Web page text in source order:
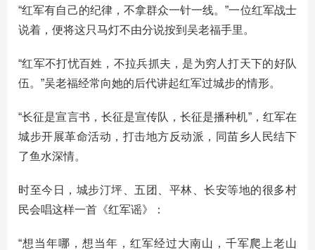
“红军有自己的纪律，不拿群众一针一线。”一位红军战士
说着，便将这只马灯不由分说按到吴老福手里。
“红军不打忧百姓，不拉兵抓夫，是为穷人打天下的好队
伍。”吴老福经常向她的后代讲起红军过城步的情形。
“长征是宣言书，长征是宣传队，长征是播种机”，红军在
城步开展革命活动，打击地方反动派，同苗乡人民结下
了鱼水深情。
时至今日，城步汀坪、五团、平林、长安等地的很多村
民会唱这样一首《红军谣》：
“想当年哪，想当年，红军经过大南山，千军爬上老山